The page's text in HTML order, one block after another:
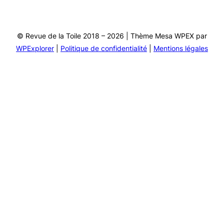
© Revue de la Toile 2018 – 2026 | Thème Mesa WPEX par
WPExplorer
Politique de confidentialité Mentions légales